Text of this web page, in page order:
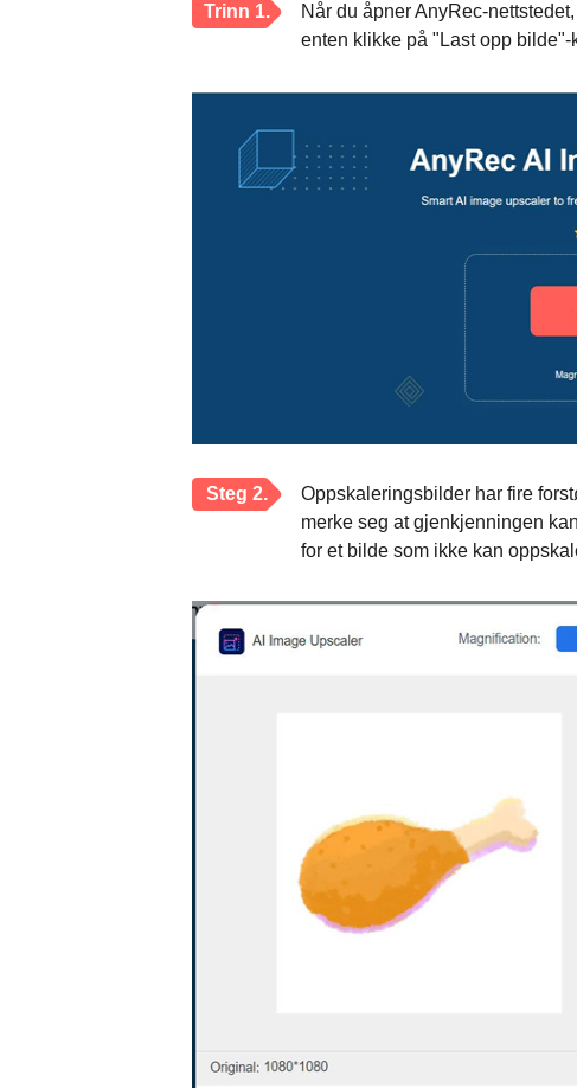
Trinn 1.
Når du åpner AnyRec-
enten klikke på "Last opp
Steg 2.
Oppskaleringsbilder har fire
merke seg at gjenkjenningen
for et bilde som ikke kan